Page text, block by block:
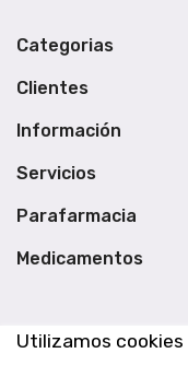
Utilizamos
Categorias
Clientes
Información
Servicios
Parafarmacia
Medicamentos